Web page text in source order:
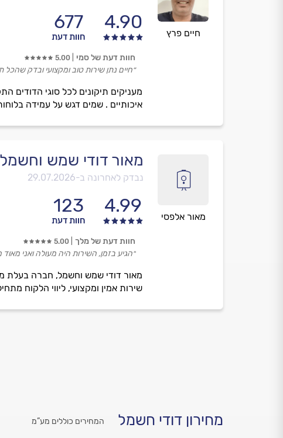
חיים פרץ
4.90
677
חוות דעת
איכותיים . שמים דגש על עמידה
חוות דעת של סמי 5.00
״חיים נתן שירות טוב ומקצועי ובדק שהכל
מאור אלפסי
מאור דודי שמש וחשמל
נבדק לאחרונה ב-29.07.2026
4.99
123
חוות דעת
שירות אמין ומקצועי, ליווי הלקוח
חוות דעת של מלך 5.00
״הגיע בזמן, השירות היה מעולה ואני
מחירון דודי חשמל המחירים כוללים מע”מ